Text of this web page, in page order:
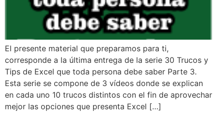
El presente material que preparamos para ti,
corresponde a la última entrega de la serie 30 Trucos y
Tips de Excel que toda persona debe saber Parte 3.
Esta serie se compone de 3 vídeos donde se explican
en cada uno 10 trucos distintos con el fin de aprovechar
mejor las opciones que presenta Excel […]